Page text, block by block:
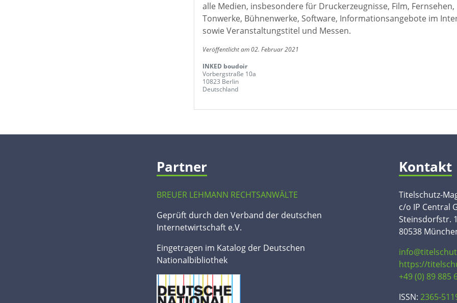
alle Medien, insbesondere für Druckerzeugnisse, Film, Fernsehen,
Tonwerke, Bühnenwerke, Software, Informationsangebote im
sowie Veranstaltungstitel und Messen.
Veröffentlicht am 02. Februar 2021
INKED boudoir
Vorbergstraße 10a
10823 Berlin
Deutschland
Partner
BREUER LEHMANN RECHTSANWÄLTE
Geprüft durch den Verband der deutschen
Internetwirtschaft e.V.
Eingetragen im Katalog der Deutschen
Nationalbibliothek
Kontakt
Titelschutz-
c/o IP Central
Steinsdorfstr.
80538
https://
+49 (0) 89 885
ISSN: 2365-